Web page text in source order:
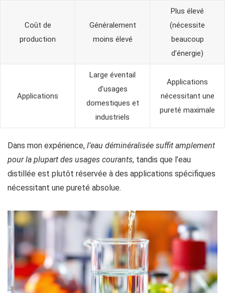
Coût de
production
Généralement
moins élevé
Plus élevé
(nécessite
beaucoup
d’énergie)
Applications
Large éventail
d’usages
domestiques et
industriels
Applications
nécessitant une
pureté maximale
Dans mon expérience, l’eau déminéralisée suffit amplement
pour la plupart des usages courants, tandis que l’eau
distillée est plutôt réservée à des applications spécifiques
nécessitant une pureté absolue.